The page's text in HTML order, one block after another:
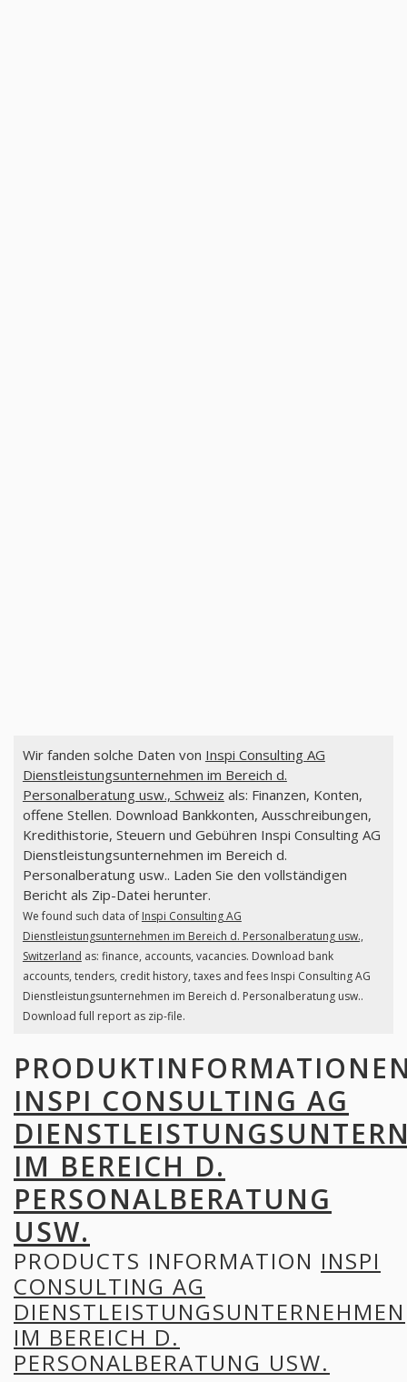
Wir fanden solche Daten von Inspi Consulting AG
Dienstleistungsunternehmen im Bereich d.
Personalberatung usw., Schweiz als: Finanzen, Konten,
offene Stellen. Download Bankkonten, Ausschreibungen,
Kredithistorie, Steuern und Gebühren Inspi Consulting AG
Dienstleistungsunternehmen im Bereich d.
Personalberatung usw.. Laden Sie den vollständigen
Bericht als Zip-Datei herunter.
We found such data of Inspi Consulting AG
Dienstleistungsunternehmen im Bereich d. Personalberatung usw.,
Switzerland as: finance, accounts, vacancies. Download bank
accounts, tenders, credit history, taxes and fees Inspi Consulting AG
Dienstleistungsunternehmen im Bereich d. Personalberatung usw..
Download full report as zip-file.
INSPI CONSULTING AG
IM BEREICH D.
PERSONALBERATUNG
USW.
PRODUCTS INFORMATION INSPI
CONSULTING AG
DIENSTLEISTUNGSUNTERNEHMEN
IM BEREICH D.
PERSONALBERATUNG USW.